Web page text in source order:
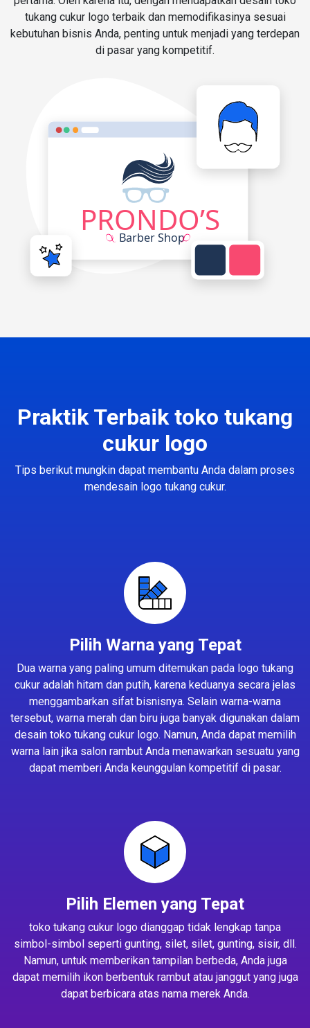
tukang cukur logo terbaik dan memodifikasinya sesuai
kebutuhan bisnis Anda, penting untuk menjadi yang terdepan
di pasar yang kompetitif.
Praktik Terbaik toko tukang
cukur logo
Tips berikut mungkin dapat membantu Anda dalam proses
mendesain logo tukang cukur.
Pilih Warna yang Tepat
Dua warna yang paling umum ditemukan pada logo tukang
cukur adalah hitam dan putih, karena keduanya secara jelas
menggambarkan sifat bisnisnya. Selain warna-warna
tersebut, warna merah dan biru juga banyak digunakan dalam
desain toko tukang cukur logo. Namun, Anda dapat memilih
warna lain jika salon rambut Anda menawarkan sesuatu yang
dapat memberi Anda keunggulan kompetitif di pasar.
Pilih Elemen yang Tepat
toko tukang cukur logo dianggap tidak lengkap tanpa
simbol-simbol seperti gunting, silet, silet, gunting, sisir, dll.
Namun, untuk memberikan tampilan berbeda, Anda juga
dapat memilih ikon berbentuk rambut atau janggut yang juga
dapat berbicara atas nama merek Anda.